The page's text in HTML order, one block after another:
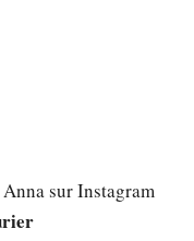
sur Instagram